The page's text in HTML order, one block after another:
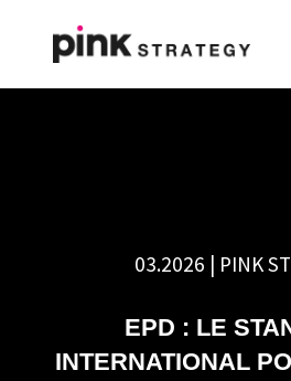
03.2026 | PINK
EPD : LE
INTERNATIONAL